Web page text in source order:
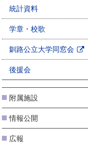
統計資料
学章・校歌
釧路公立大学同窓会
新
ペ
ー
で
き
後援会
附属施設
情報公開
広報